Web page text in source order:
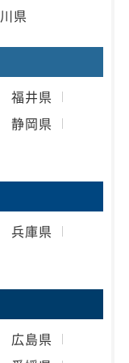
県
福井県
静岡県
兵庫県
広島県